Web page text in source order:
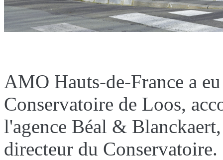
AMO Hauts-de-France a
Conservatoire de Loos,
l'agence Béal &
directeur du Conservatoire.